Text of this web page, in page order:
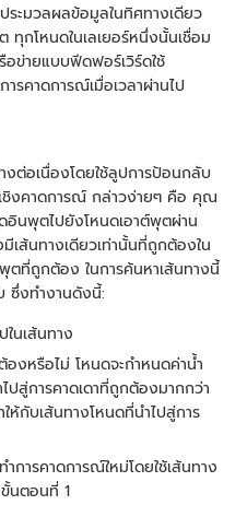
ระมวลผลข้อมูลในทิศทางเดียว
กโหนดในเลเยอร์หนึ่งนั้นเชื่อม
อข่ายแบบฟีดฟอร์เวิร์ดใช้
รคาดการณ์เมื่อเวลาผ่านไป
งต่อเนื่องโดยใช้ลูปการป้อนกลับ
เชิงคาดการณ์ กล่าวง่ายๆ คือ คุณ
อินพุตไปยังโหนดเอาต์พุตผ่าน
เส้นทางเดียวเท่านั้นที่ถูกต้องใน
ตที่ถูกต้อง ในการค้นหาเส้นทางนี้
ซึ่งทำงานดังนี้:
ในเส้นทาง
งหรือไม่ โหนดจะกำหนดค่าน้ำ
ปสู่การคาดเดาที่ถูกต้องมากกว่า
ห้กับเส้นทางโหนดที่นำไปสู่การ
การคาดการณ์ใหม่โดยใช้เส้นทาง
นตอนที่ 1